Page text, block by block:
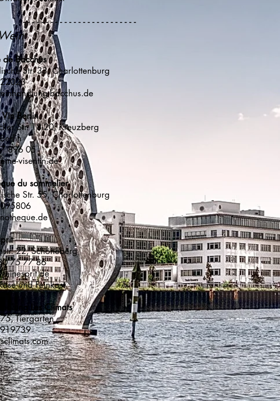
- - - - - - - - - - - - - - - - - - - - - - - - -
Wein
de Bacchus
Str. 33, Charlottenburg
bacchus.de
Vin Berlin
Str. 18-20, Kreuzberg
Berlin
896 05
visentin.de
du sommelier
Str. 55, Charlottenburg
22, Schöneberg
75 77 86
und Feinkost
Les Climats
75, Tiergarten